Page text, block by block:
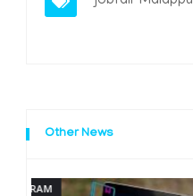
Other News
MALAPPURAM